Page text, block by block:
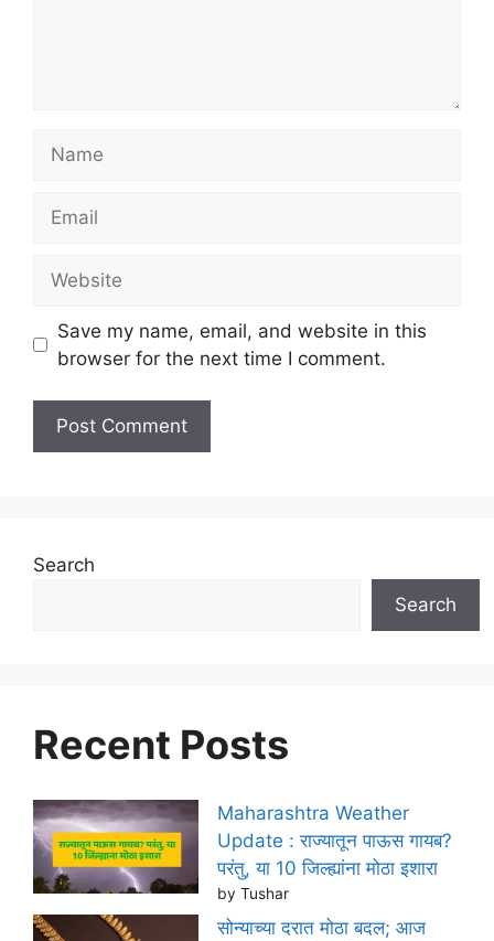
Save my name, email, and website in this
browser for the next time I comment.
Search
Search
Recent Posts
Maharashtra Weather
Update : राज्यातून पाऊस गायब?
परंतु, या 10 जिल्ह्यांना मोठा इशारा
by Tushar
सोन्याच्या दरात मोठा बदल; आज